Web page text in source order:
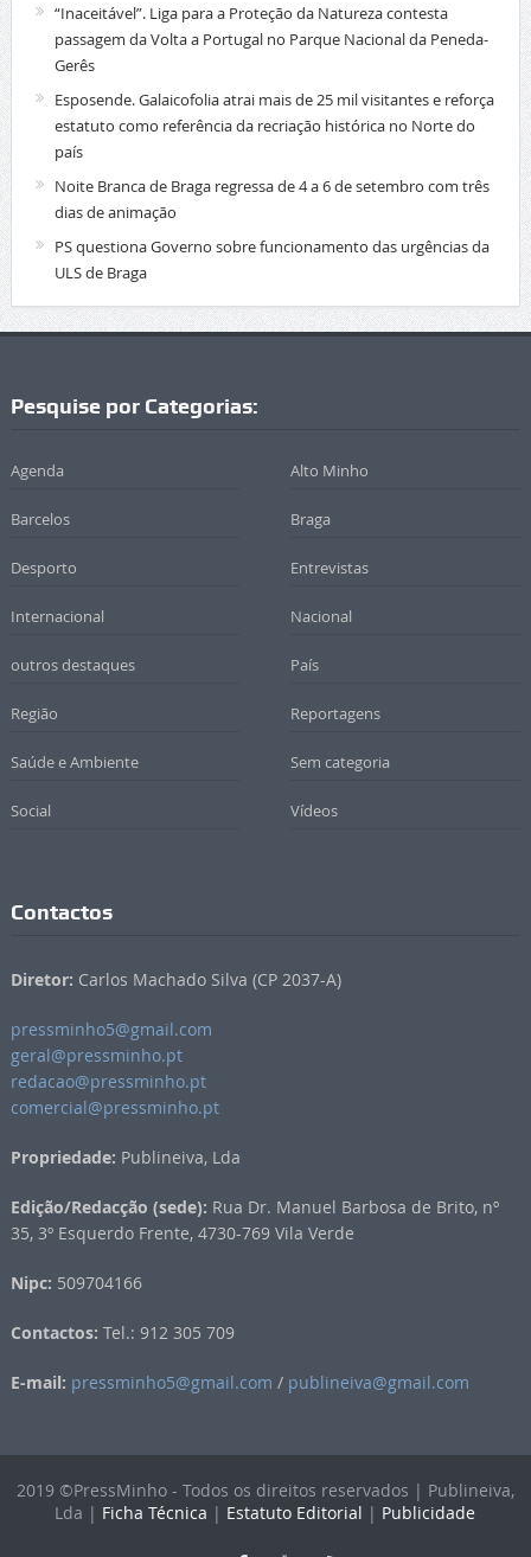
“Inaceitável”. Liga para a Proteção da Natureza contesta
passagem da Volta a Portugal no Parque Nacional da Peneda-
Gerês
Esposende. Galaicofolia atrai mais de 25 mil visitantes e reforça
estatuto como referência da recriação histórica no Norte do
país
Noite Branca de Braga regressa de 4 a 6 de setembro com três
dias de animação
PS questiona Governo sobre funcionamento das urgências da
ULS de Braga
Pesquise por Categorias:
Agenda Alto Minho
Barcelos Braga
Desporto Entrevistas
Internacional Nacional
outros destaques País
Região Reportagens
Saúde e Ambiente Sem categoria
Social Vídeos
Contactos
Diretor: Carlos Machado Silva (CP 2037-A)
pressminho5@gmail.com
geral@pressminho.pt
redacao@pressminho.pt
comercial@pressminho.pt
Propriedade: Publineiva, Lda
Edição/Redacção (sede): Rua Dr. Manuel Barbosa de Brito, nº
35, 3º Esquerdo Frente, 4730-769 Vila Verde
Nipc: 509704166
Contactos: Tel.: 912 305 709
E-mail: pressminho5@gmail.com / publineiva@gmail.com
2019 ©PressMinho - Todos os direitos reservados | Publineiva,
Lda | Ficha Técnica | Estatuto Editorial | Publicidade